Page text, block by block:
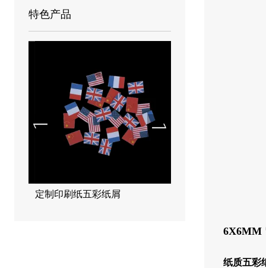
特色产品
定制印刷纸五彩纸屑
6X6MM
纸质五彩